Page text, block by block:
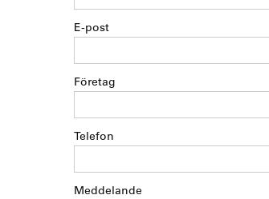
E-post
Företag
Telefon
Meddelande